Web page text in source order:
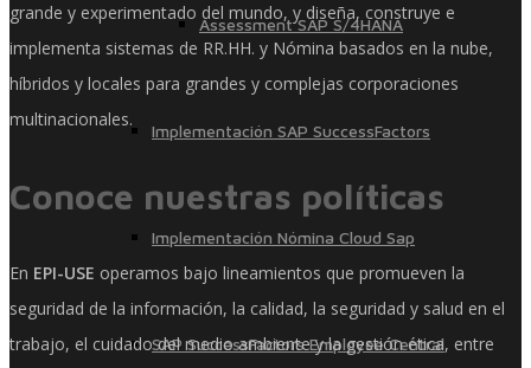
Assessment SAP S/4HANA
Implementación SAP SuccessFactors
Implementación Nómina Cloud Sap
SAP SuccessFactors Employee Central
grande y experimentado del mundo, y diseña, construye e
implementa sistemas de RR.HH. y Nómina basados ​​en la nube,
híbridos y locales para grandes y complejas corporaciones
multinacionales.
Conoce nuestras políticas
En EPI-USE operamos bajo lineamientos que promueven la
seguridad de la información, la calidad, la seguridad y salud en el
trabajo, el cuidado del medio ambiente y la gestión ética, entre